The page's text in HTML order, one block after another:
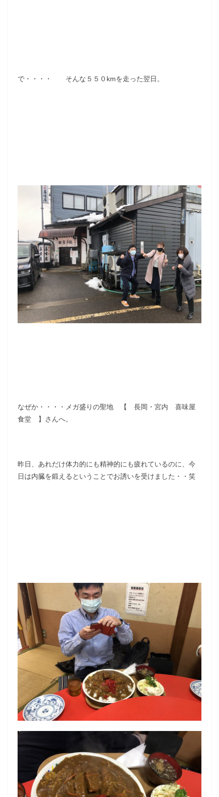
で・・・・ そんな５５０kmを走った翌日。
なぜか・・・・メガ盛りの聖地 【 長岡・宮内 喜味屋
食堂 】さんへ。
昨日、あれだけ体力的にも精神的にも疲れているのに、今
日は内臓を鍛えるということでお誘いを受けました・・笑